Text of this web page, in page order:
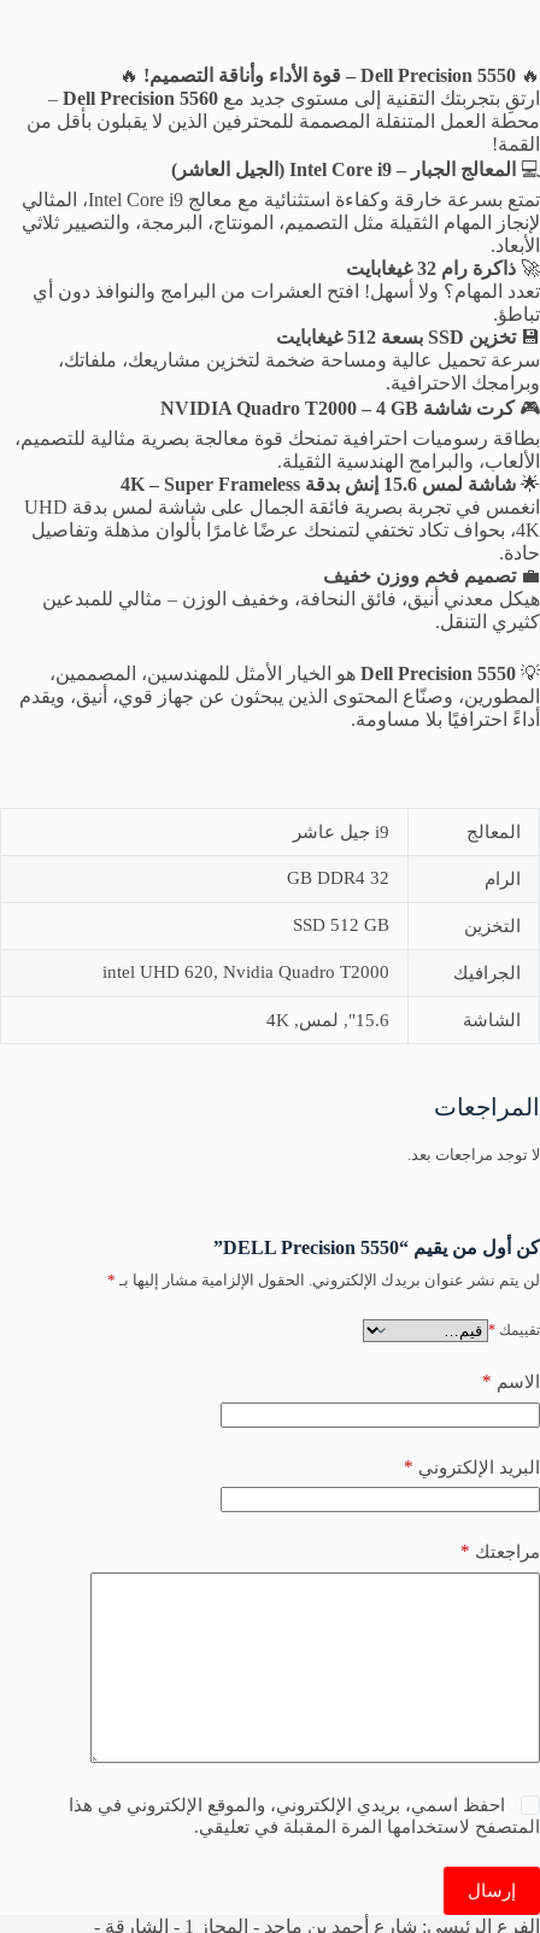
🔥 Dell Precision 5550 – قوة الأداء وأناقة التصميم!
🔥
ارتقِ بتجربتك التقنية إلى مستوى جديد مع Dell Precision 5560
–
محطة العمل المتنقلة المصممة للمحترفين الذين لا يقبلون بأقل من
القمة!
💻 المعالج الجبار – Intel Core i9 (الجيل العاشر)
تمتع بسرعة خارقة وكفاءة استثنائية مع معالج Intel Core i9، المثالي
لإنجاز المهام الثقيلة مثل التصميم، المونتاج، البرمجة، والتصيير ثلاثي
الأبعاد.
🚀 ذاكرة رام 32 غيغابايت
تعدد المهام؟ ولا أسهل! افتح العشرات من البرامج والنوافذ دون أي
تباطؤ.
💾تخزين SSD بسعة 512 غيغابايت
سرعة تحميل عالية ومساحة ضخمة لتخزين مشاريعك، ملفاتك،
وبرامجك الاحترافية.
🎮كرت شاشة NVIDIA Quadro T2000 – 4 GB
بطاقة رسوميات احترافية تمنحك قوة معالجة بصرية مثالية للتصميم،
الألعاب، والبرامج الهندسية الثقيلة.
🌟 شاشة لمس 15.6 إنش بدقة 4K – Super Frameless
انغمس في تجربة بصرية فائقة الجمال على شاشة لمس بدقة UHD
4K، بحواف تكاد تختفي لتمنحك عرضًا غامرًا بألوان مذهلة وتفاصيل
حادة.
💼تصميم فخم ووزن خفيف
هيكل معدني أنيق، فائق النحافة، وخفيف الوزن – مثالي للمبدعين
كثيري التنقل.
💡
Dell Precision 5550 هو الخيار الأمثل للمهندسين، المصممين،
المطورين، وصنّاع المحتوى الذين يبحثون عن جهاز قوي، أنيق، ويقدم
أداءً احترافيًا بلا مساومة.
المعالج i9 جيل عاشر
الرام 32 GB DDR4
التخزين SSD 512 GB
الجرافيك intel UHD 620, Nvidia Quadro T2000
الشاشة 15.6", لمس, 4K
المراجعات
لا توجد مراجعات بعد.
كن أول من يقيم “DELL Precision 5550”
لن يتم نشر عنوان بريدك الإلكتروني. الحقول الإلزامية مشار إليها بـ *
تقييمك *
الاسم *
البريد الإلكتروني *
مراجعتك *
احفظ اسمي، بريدي الإلكتروني، والموقع الإلكتروني في هذا
المتصفح لاستخدامها المرة المقبلة في تعليقي.
إرسال
الفرع الرئيسي: شارع أحمد بن ماجد - المجاز 1 - الشارقة -